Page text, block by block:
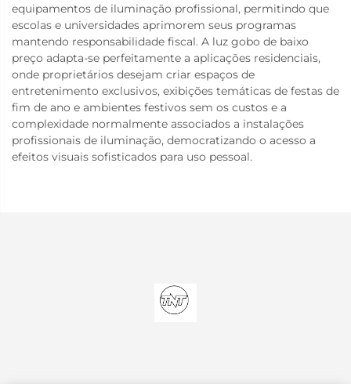
equipamentos de iluminação profissional, permitindo que
escolas e universidades aprimorem seus programas
mantendo responsabilidade fiscal. A luz gobo de baixo
preço adapta-se perfeitamente a aplicações residenciais,
onde proprietários desejam criar espaços de
entretenimento exclusivos, exibições temáticas de festas de
fim de ano e ambientes festivos sem os custos e a
complexidade normalmente associados a instalações
profissionais de iluminação, democratizando o acesso a
efeitos visuais sofisticados para uso pessoal.